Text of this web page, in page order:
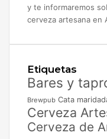
y te informaremos
cerveza artesana en
Etiquetas
Bares y
Brewpub Cata
Cerveza
Cerveza de